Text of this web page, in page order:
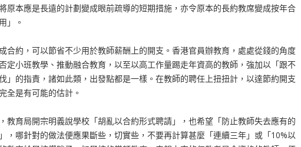
原本應是長遠的計劃變成眼前疏導的短期措施，亦令原本的長約教席變成按年合
」。
合約，可以節省不少用於教師薪酬上的開支。香港官員辦教育，處處從錢的角度
定小班教學、推動融合教育，以至以高工作量踢走年資高的教師，強加以「跟不
」的指責，諸如此類，出發點都是一樣。在教師的聘任上扭扭計，以達節約開支
全是有可能的估計。
育局開宗明義說學校「胡亂以合約形式聘請」，也希望「防止教師失去應有的
，哪針對的做法便應果斷些，切實些，不要再計算甚麼「連續三年」或「10%以